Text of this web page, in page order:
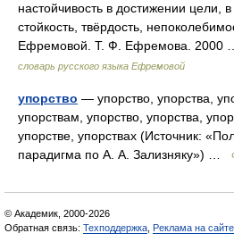
настойчивость в достижении цели,
стойкость, твёрдость,
Ефремовой. Т. Ф. Ефремова. 2000
словарь русского языка Ефремовой
упорство — упорство, упорства,
упорствам, упорство, упорства,
упорстве, упорствах (Источник:
парадигма по А. А. Зализняку») …
© Академик, 2000-2026
Обратная связь: Техподдержка Реклама на сайте